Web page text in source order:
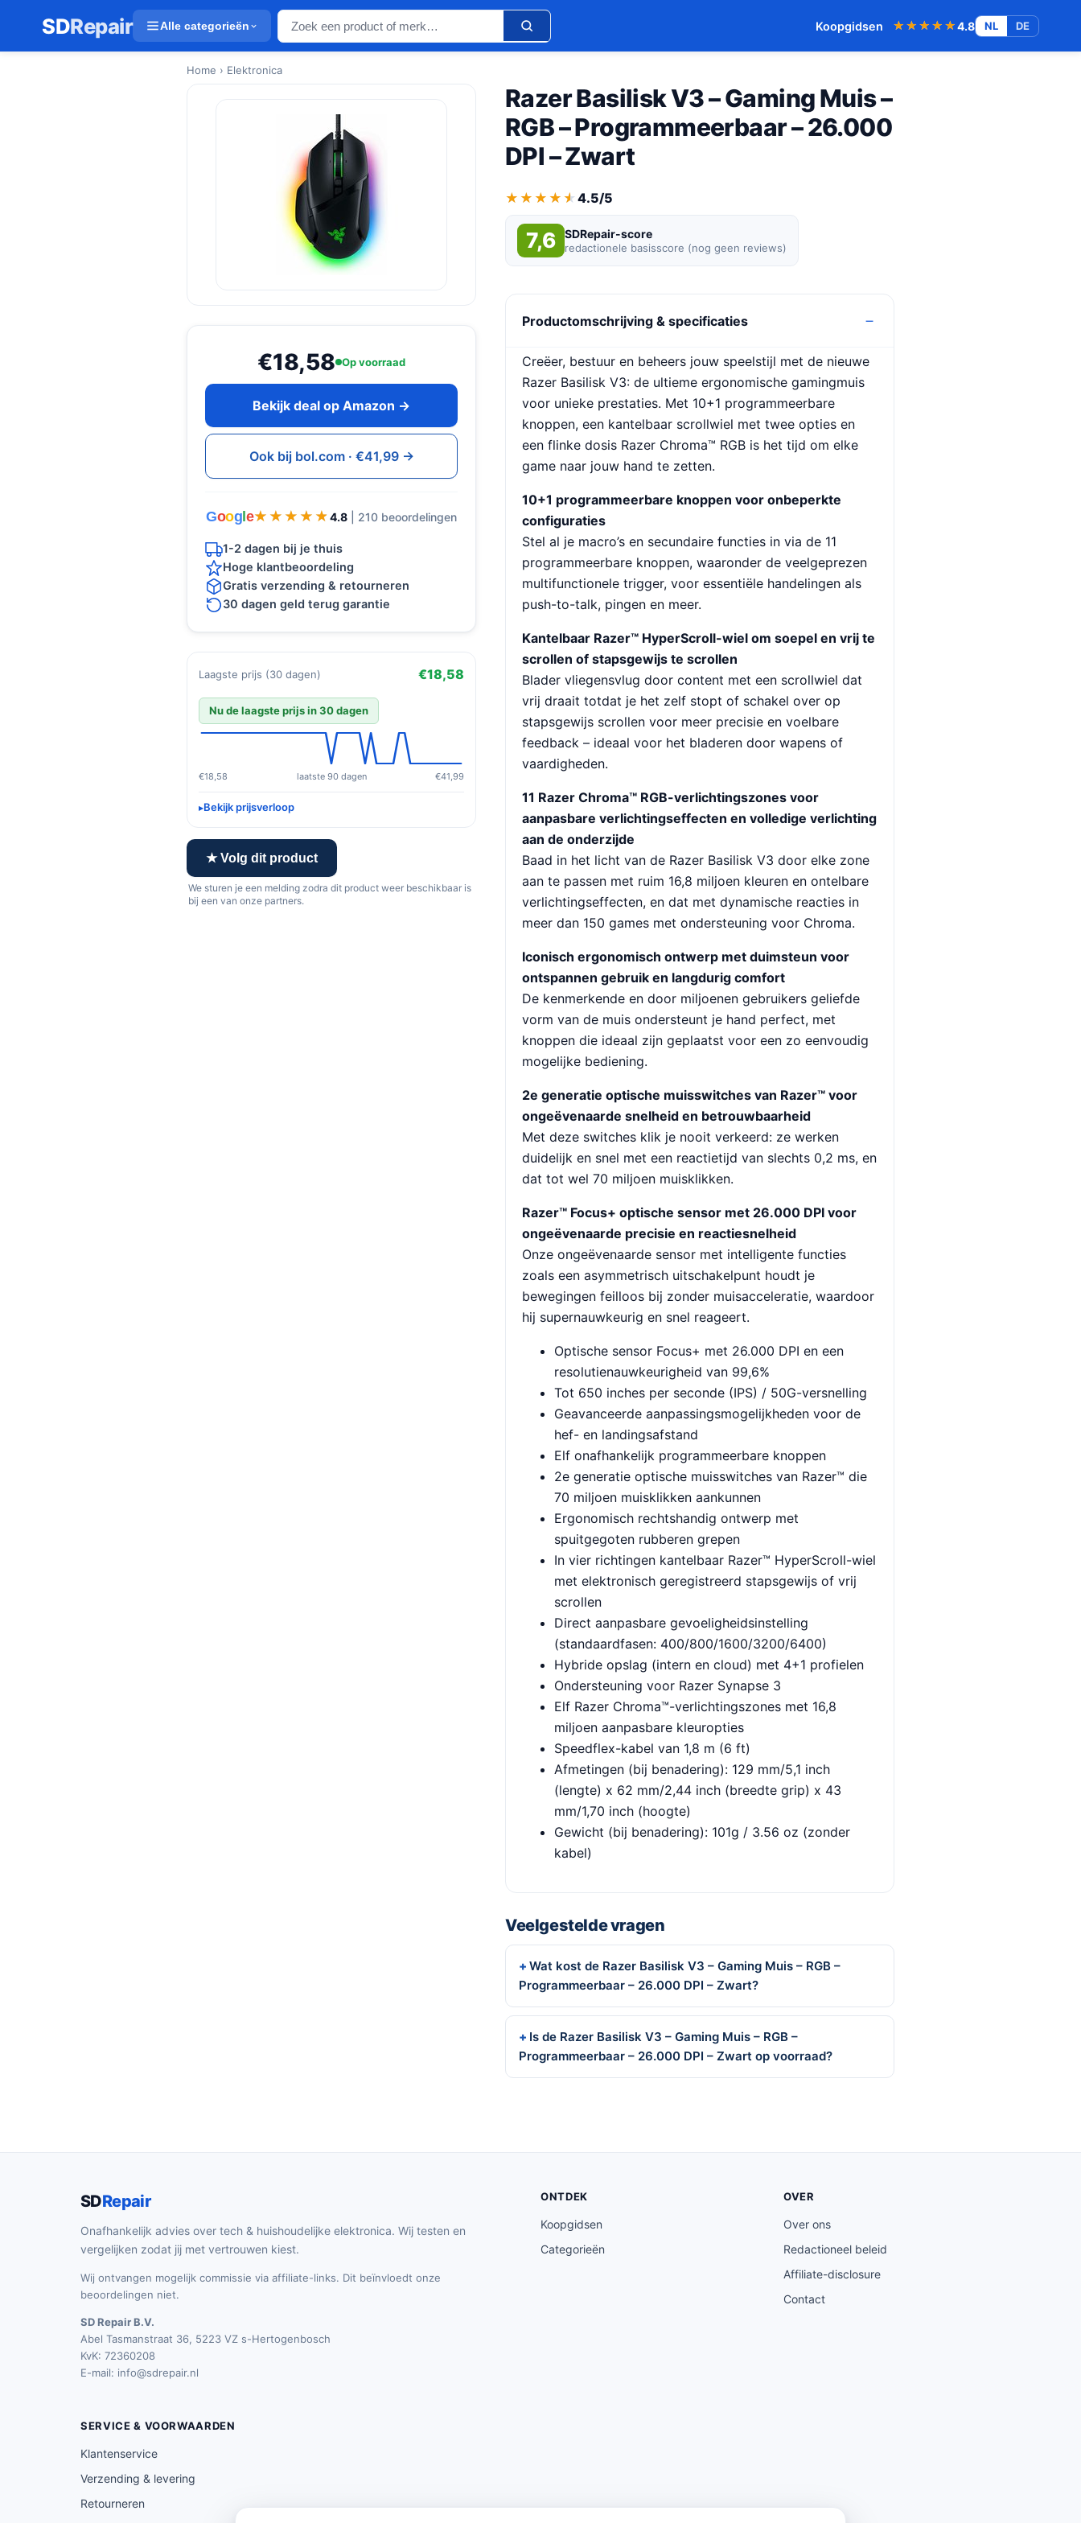
SDRepair Alle categorieën Koopgidsen ★★★★★
★★★★★4.8 NL DE
Home › Elektronica
€18,58 Op voorraad
Bekijk deal op Amazon →
Ook bij bol.com · €41,99 →
Goog e★★★★★
★★★★★ 4.8 | 210 beoordelingen
1-2 dagen bij je thuis
Hoge klantbeoordeling
Gratis verzending & retourneren
30 dagen geld terug garantie
Laagste prijs (30 dagen) €18,58
Nu de laagste prijs in 30 dagen
€18,58 laatste 90 dagen €41,99
Bekijk prijsverloop
★ Volg dit product
We sturen je een melding zodra dit product weer beschikbaar is
bij een van onze partners.
Razer Basilisk V3 – Gaming Muis –
RGB – Programmeerbaar – 26.000
DPI – Zwart
★★★★★
★★★★★ 4.5/5
7,6 SDRepair-score
redactionele basisscore (nog geen reviews)
Productomschrijving & specificaties
Creëer, bestuur en beheers jouw speelstijl met de nieuwe
Razer Basilisk V3: de ultieme ergonomische gamingmuis
voor unieke prestaties. Met 10+1 programmeerbare
knoppen, een kantelbaar scrollwiel met twee opties en
een flinke dosis Razer Chroma™ RGB is het tijd om elke
game naar jouw hand te zetten.
10+1 programmeerbare knoppen voor onbeperkte
configuraties
Stel al je macro’s en secundaire functies in via de 11
programmeerbare knoppen, waaronder de veelgeprezen
multifunctionele trigger, voor essentiële handelingen als
push-to-talk, pingen en meer.
Kantelbaar Razer™ HyperScroll-wiel om soepel en vrij te
scrollen of stapsgewijs te scrollen
Blader vliegensvlug door content met een scrollwiel dat
vrij draait totdat je het zelf stopt of schakel over op
stapsgewijs scrollen voor meer precisie en voelbare
feedback – ideaal voor het bladeren door wapens of
vaardigheden.
11 Razer Chroma™ RGB-verlichtingszones voor
aanpasbare verlichtingseffecten en volledige verlichting
aan de onderzijde
Baad in het licht van de Razer Basilisk V3 door elke zone
aan te passen met ruim 16,8 miljoen kleuren en ontelbare
verlichtingseffecten, en dat met dynamische reacties in
meer dan 150 games met ondersteuning voor Chroma.
Iconisch ergonomisch ontwerp met duimsteun voor
ontspannen gebruik en langdurig comfort
De kenmerkende en door miljoenen gebruikers geliefde
vorm van de muis ondersteunt je hand perfect, met
knoppen die ideaal zijn geplaatst voor een zo eenvoudig
mogelijke bediening.
2e generatie optische muisswitches van Razer™ voor
ongeëvenaarde snelheid en betrouwbaarheid
Met deze switches klik je nooit verkeerd: ze werken
duidelijk en snel met een reactietijd van slechts 0,2 ms, en
dat tot wel 70 miljoen muisklikken.
Razer™ Focus+ optische sensor met 26.000 DPI voor
ongeëvenaarde precisie en reactiesnelheid
Onze ongeëvenaarde sensor met intelligente functies
zoals een asymmetrisch uitschakelpunt houdt je
bewegingen feilloos bij zonder muisacceleratie, waardoor
hij supernauwkeurig en snel reageert.
Optische sensor Focus+ met 26.000 DPI en een
resolutienauwkeurigheid van 99,6%
Tot 650 inches per seconde (IPS) / 50G-versnelling
Geavanceerde aanpassingsmogelijkheden voor de
hef- en landingsafstand
Elf onafhankelijk programmeerbare knoppen
2e generatie optische muisswitches van Razer™ die
70 miljoen muisklikken aankunnen
Ergonomisch rechtshandig ontwerp met
spuitgegoten rubberen grepen
In vier richtingen kantelbaar Razer™ HyperScroll-wiel
met elektronisch geregistreerd stapsgewijs of vrij
scrollen
Direct aanpasbare gevoeligheidsinstelling
(standaardfasen: 400/800/1600/3200/6400)
Hybride opslag (intern en cloud) met 4+1 profielen
Ondersteuning voor Razer Synapse 3
Elf Razer Chroma™-verlichtingszones met 16,8
miljoen aanpasbare kleuropties
Speedflex-kabel van 1,8 m (6 ft)
Afmetingen (bij benadering): 129 mm/5,1 inch
(lengte) x 62 mm/2,44 inch (breedte grip) x 43
mm/1,70 inch (hoogte)
Gewicht (bij benadering): 101g / 3.56 oz (zonder
kabel)
Veelgestelde vragen
Wat kost de Razer Basilisk V3 – Gaming Muis – RGB –
Programmeerbaar – 26.000 DPI – Zwart?
Is de Razer Basilisk V3 – Gaming Muis – RGB –
Programmeerbaar – 26.000 DPI – Zwart op voorraad?
SDRepair
Onafhankelijk advies over tech & huishoudelijke elektronica. Wij testen en
vergelijken zodat jij met vertrouwen kiest.
Wij ontvangen mogelijk commissie via affiliate-links. Dit beïnvloedt onze
beoordelingen niet.
SD Repair B.V.
Abel Tasmanstraat 36, 5223 VZ s-Hertogenbosch
KvK: 72360208
E-mail: info@sdrepair.nl
ONTDEK
Koopgidsen
Categorieën
OVER
Over ons
Redactioneel beleid
Affiliate-disclosure
Contact
SERVICE & VOORWAARDEN
Klantenservice
Verzending & levering
Retourneren